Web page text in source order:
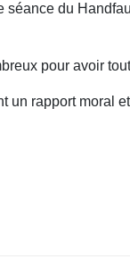
séance du
pour avoir
un rapport moral